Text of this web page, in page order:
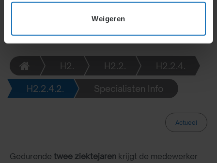
Weigeren
H2. H2.2. H2.2.4.
H2.2.4.2. Specialisten Info
Actueel
Gedurende twee ziektejaren krijgt de medewerker